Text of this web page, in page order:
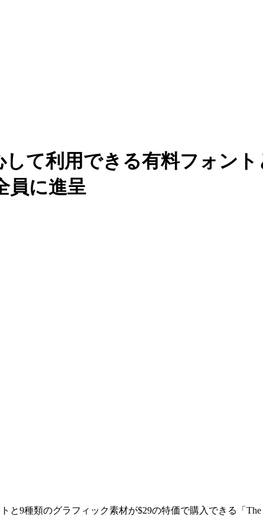
て利用できる有料フォン
員に進呈
9種類のグラフィック素材が$29の特価で購入できる「The